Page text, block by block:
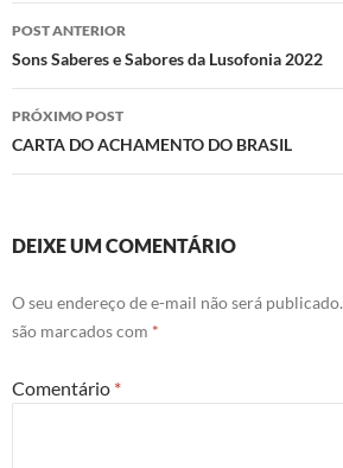
Navegação
de
posts
POST ANTERIOR
Sons Saberes e Sabores da Lusofonia 2022
PRÓXIMO POST
CARTA DO ACHAMENTO DO BRASIL
DEIXE UM COMENTÁRIO
O seu endereço de e-mail não será publicado.
são marcados com *
Comentário *